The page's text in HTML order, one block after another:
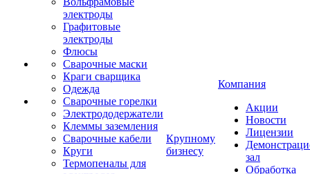
электроды
Графитовые
электроды
Флюсы
Сварочные маски
Краги сварщика
Одежда
Сварочные горелки
Электрододержатели
Клеммы заземления
Сварочные кабели
Круги
Термопеналы для
Крупному
бизнесу
Компания
Акции
Новости
Лицензии
зал
Обработка